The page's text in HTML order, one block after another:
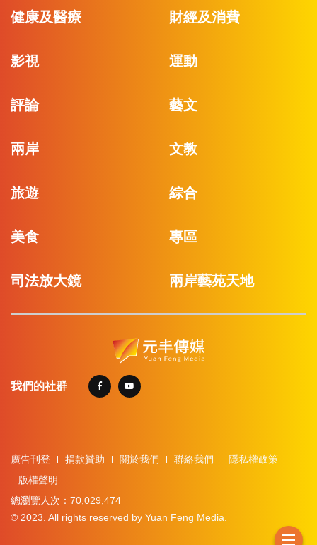
健康及醫療 財經及消費
影視 運動
評論 藝文
兩岸 文教
旅遊 綜合
美食 專區
司法放大鏡 兩岸藝苑天地
我們的社群
廣告刊登 捐款贊助 關於我們 聯絡我們
隱私權政策
版權聲明
總瀏覽人次：70,029,474
© 2023. All rights reserved by Yuan Feng Media.